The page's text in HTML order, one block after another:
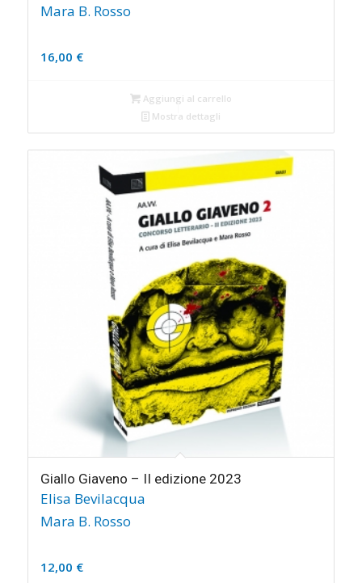
Mara B. Rosso
16,00 €
Aggiungi al carrello
Mostra dettagli
Giallo Giaveno – II edizione 2023
Elisa Bevilacqua
Mara B. Rosso
12,00 €